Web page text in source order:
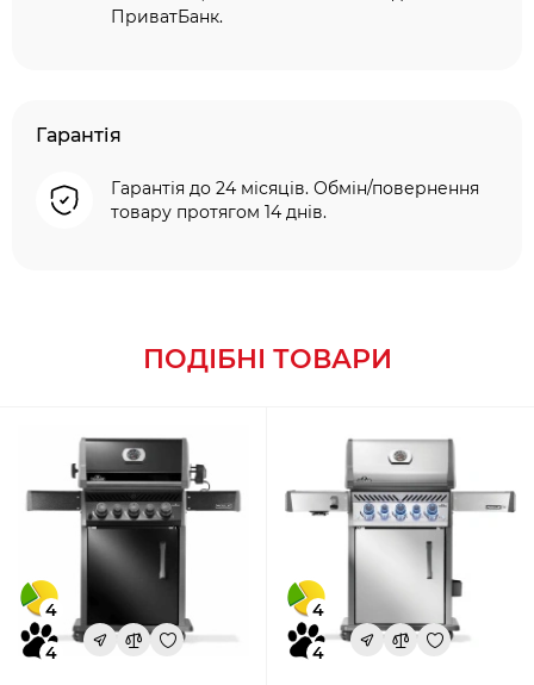
ПриватБанк.
Гарантія
Гарантія до 24 місяців. Обмін/повернення
товару протягом 14 днів.
ПОДІБНІ ТОВАРИ
4
4
4
4